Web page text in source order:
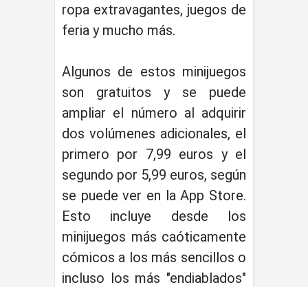
ropa extravagantes, juegos de
feria y mucho más.
Algunos de estos minijuegos
son gratuitos y se puede
ampliar el número al adquirir
dos volúmenes adicionales, el
primero por 7,99 euros y el
segundo por 5,99 euros, según
se puede ver en la App Store.
Esto incluye desde los
minijuegos más caóticamente
cómicos a los más sencillos o
incluso los más "endiablados"